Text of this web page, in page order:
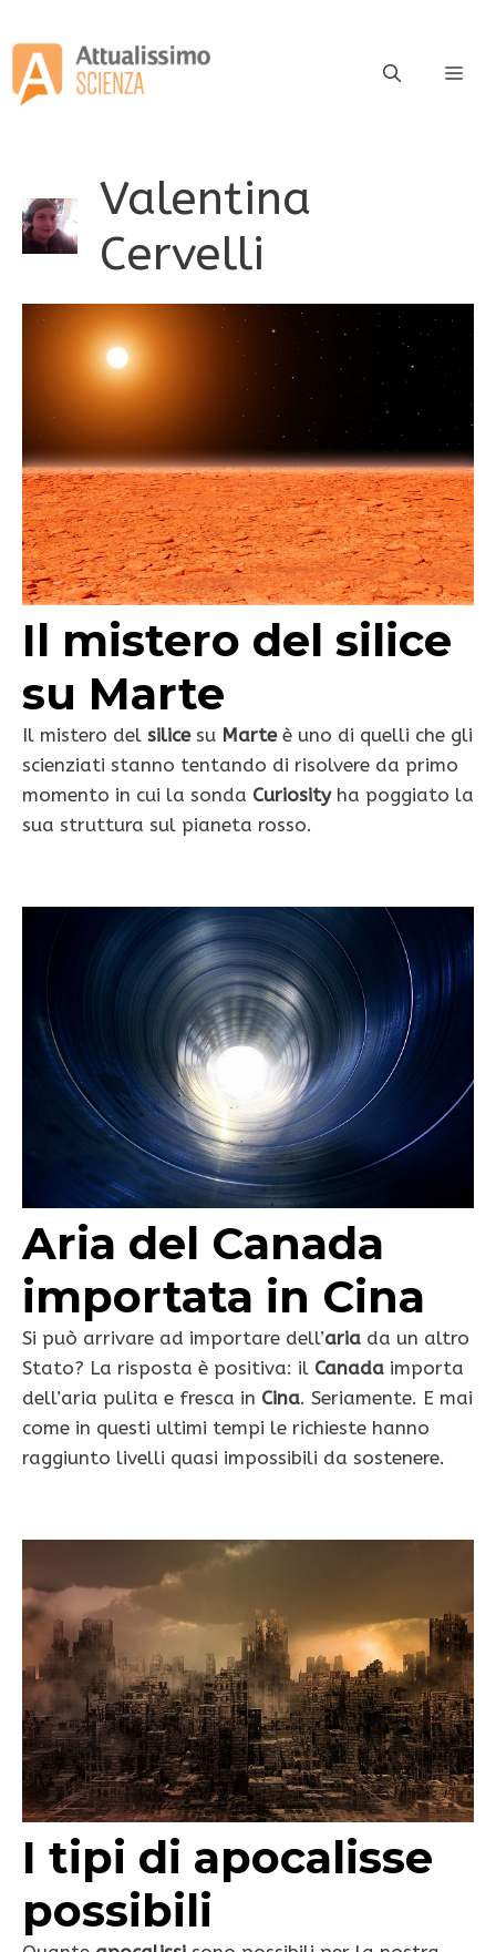
al
contenuto
Valentina
Cervelli
Il mistero del silice
su Marte
Il mistero del silicesu Marteè uno di quelli che gli
scienziati stanno tentando di risolvere da primo
momento in cui la sonda Curiosityha poggiato la
sua struttura sul pianeta rosso.
Aria del Canada
importata in Cina
Si può arrivare ad importare dell’aria da un altro
Stato? La risposta è positiva: il Canada importa
dell’aria pulita e fresca in Cina. Seriamente. E mai
come in questi ultimi tempi le richieste hanno
raggiunto livelli quasi impossibili da sostenere.
I tipi di apocalisse
possibili